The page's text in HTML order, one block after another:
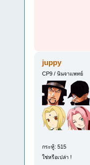
juppy
CP9 / นินจาแพทย์
กระทู้: 515
ใช่หรือเปล่า !